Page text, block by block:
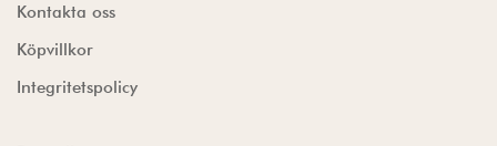
Kontakta oss
Köpvillkor
Integritetspolicy